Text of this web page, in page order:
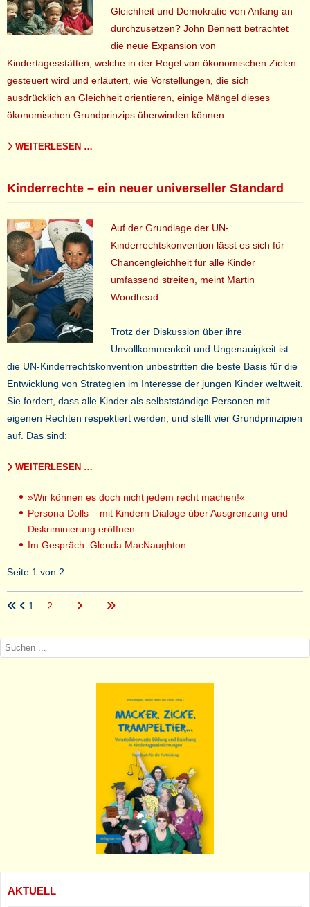
Gleichheit und Demokratie von Anfang an
durchzusetzen? John Bennett betrachtet
die neue Expansion von
Kindertagesstätten, welche in der Regel von ökonomischen Zielen
gesteuert wird und erläutert, wie Vorstellungen, die sich
ausdrücklich an Gleichheit orientieren, einige Mängel dieses
ökonomischen Grundprinzips überwinden können.
WEITERLESEN …
Kinderrechte – ein neuer universeller Standard
Auf der Grundlage der UN-
Kinderrechtskonvention lässt es sich für
Chancengleichheit für alle Kinder
umfassend streiten, meint Martin
Woodhead.
Trotz der Diskussion über ihre
Unvollkommenkeit und Ungenauigkeit ist
die UN-Kinderrechtskonvention unbestritten die beste Basis für die
Entwicklung von Strategien im Interesse der jungen Kinder weltweit.
Sie fordert, dass alle Kinder als selbstständige Personen mit
eigenen Rechten respektiert werden, und stellt vier Grundprinzipien
auf. Das sind:
WEITERLESEN …
»Wir können es doch nicht jedem recht machen!«
Persona Dolls – mit Kindern Dialoge über Ausgrenzung und
Diskriminierung eröffnen
Im Gespräch: Glenda MacNaughton
Seite 1 von 2
1 2
AKTUELL